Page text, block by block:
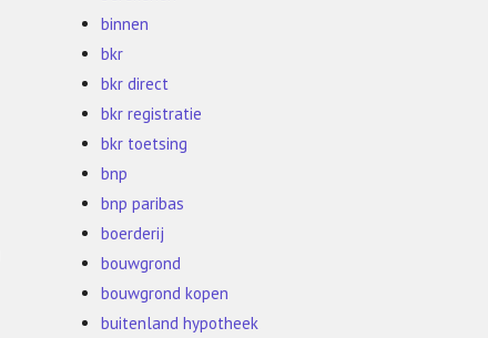
binnen
bkr
bkr direct
bkr registratie
bkr toetsing
bnp
bnp paribas
boerderij
bouwgrond
bouwgrond kopen
buitenland hypotheek